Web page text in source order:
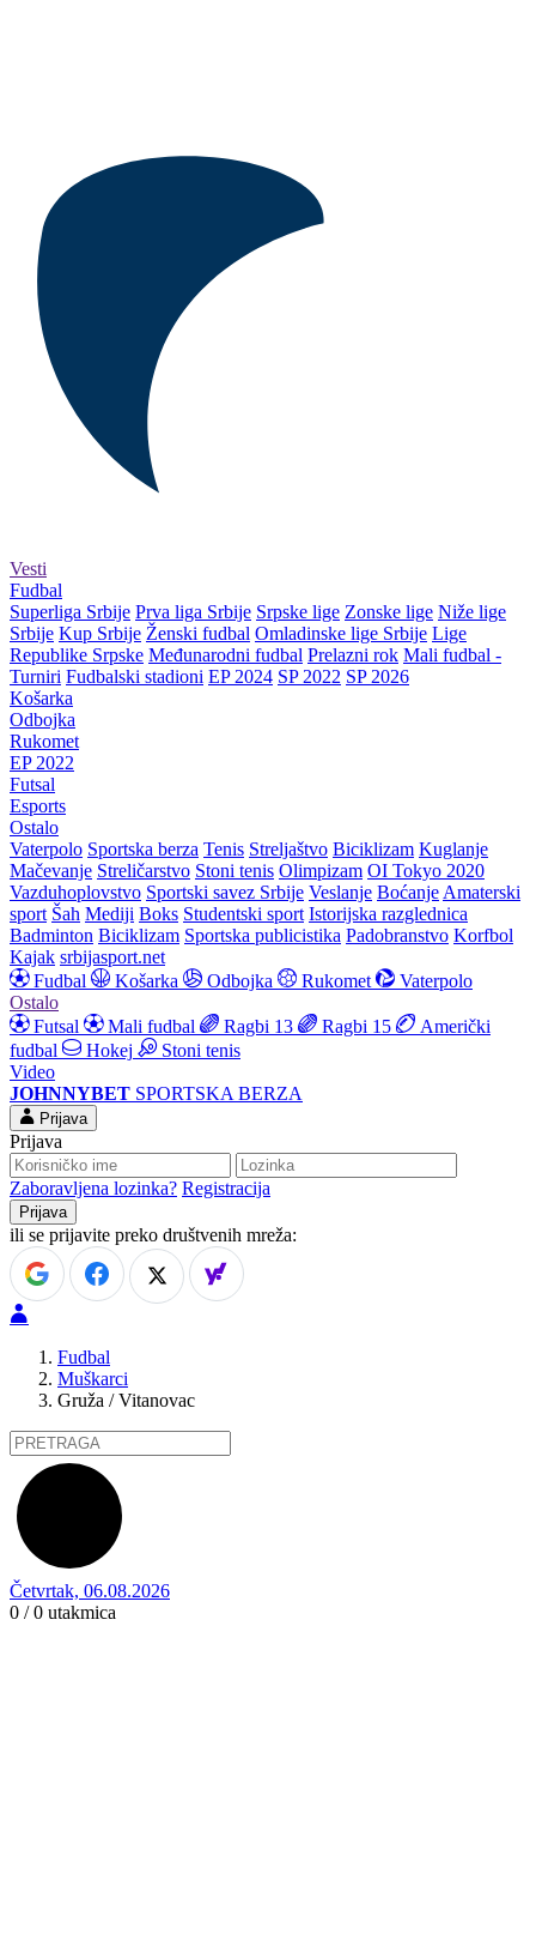
Vesti
Fudbal
Superliga Srbije Prva liga Srbije Srpske lige Zonske lige Niže lige
Srbije Kup Srbije Ženski fudbal Omladinske lige Srbije Lige
Republike Srpske Međunarodni fudbal Prelazni rok Mali fudbal -
Turniri Fudbalski stadioni EP 2024 SP 2022 SP 2026
Košarka
Odbojka
Rukomet
EP 2022
Futsal
Esports
Ostalo
Vaterpolo Sportska berza Tenis Streljaštvo Biciklizam Kuglanje
Mačevanje Streličarstvo Stoni tenis Olimpizam OI Tokyo 2020
Vazduhoplovstvo Sportski savez Srbije Veslanje Boćanje Amaterski
sport Šah Mediji Boks Studentski sport Istorijska razglednica
Badminton Biciklizam Sportska publicistika Padobranstvo Korfbol
Kajak srbijasport.net
Fudbal
Košarka Odbojka Rukomet
Vaterpolo
Ostalo
Futsal
Mali fudbal Ragbi 13 Ragbi 15
Američki
fudbal
Hokej
Stoni tenis
Video
JOHNNYBET SPORTSKA BERZA
Prijava
Prijava
Zaboravljena lozinka? Registracija
ili se prijavite preko društvenih mreža:
Fudbal
Muškarci
Gruža / Vitanovac
Četvrtak, 06.08.2026
0 / 0 utakmica